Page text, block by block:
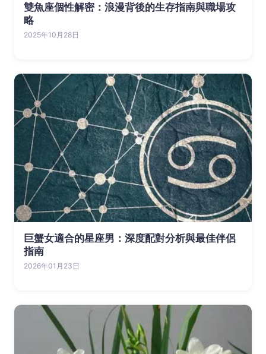
雙魚座個性解密：浪漫背後的生存指南與職場攻
略
2025年10月28日
巨蟹女適合的星座男：深度配對分析與最佳伴侶
指南
2026年01月23日